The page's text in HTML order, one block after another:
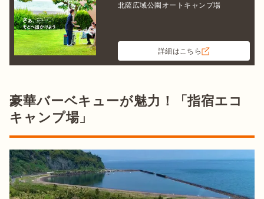
北薩広域公園オートキャンプ場
詳細はこちら
豪華バーベキューが魅力！「指宿エコ
キャンプ場」